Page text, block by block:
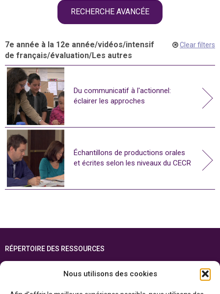
Nous utilisons des cookies
RECHERCHE AVANCÉE
7e année à la 12e année/vidéos/intensif
de français/évaluation/Les autres
Clear filters
Du communicatif à l'actionnel:
éclairer les approches
Échantillons de productions orales
et écrites selon les niveaux du CECR
RÉPERTOIRE DES RESSOURCES